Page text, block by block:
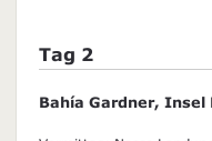
Tag 2
Bahía Gardner, Insel